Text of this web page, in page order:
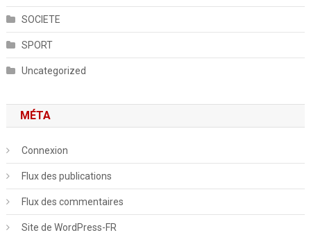
SOCIETE
SPORT
Uncategorized
MÉTA
Connexion
Flux des publications
Flux des commentaires
Site de WordPress-FR